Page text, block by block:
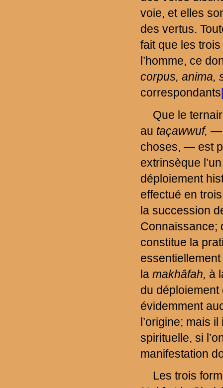
voie, et elles
des vertus.
fait que les
l’homme, ce
corpus, anima,
correspondants
Que le
au taçawwuf, —
choses, — est
extrinsèque
déploiement
effectué en
la succession
Connaissance;
constitue la
la makhâfah, à
du déploiement
évidemment
l’origine; mais
spirituelle, si
manifestation
Les trois